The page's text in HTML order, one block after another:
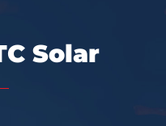
Solar